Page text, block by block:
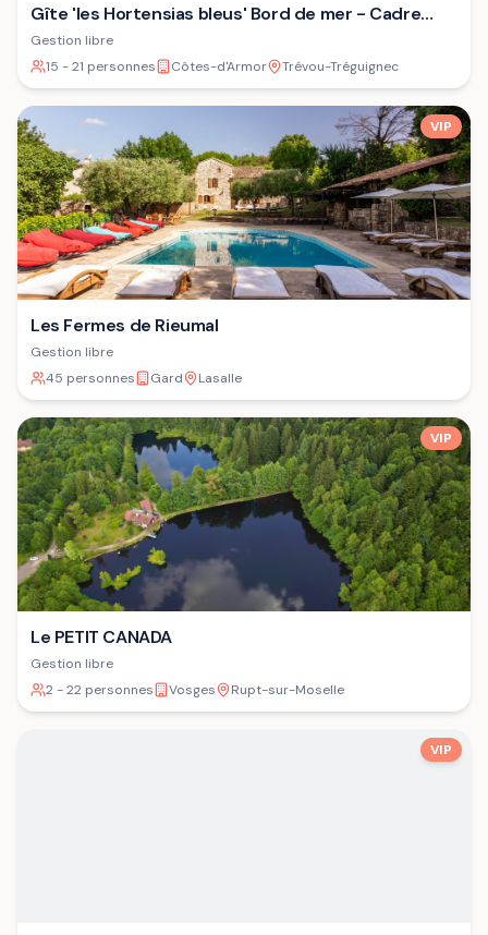
Gîte 'les Hortensias bleus' Bord de mer - Cadre
verdoyant - Plage
Gestion libre
15 - 21 personnes
Côtes-d'Armor Trévou-Tréguignec
VIP
Les Fermes de Rieumal
Gestion libre
45 personnes
Gard Lasalle
VIP
Le PETIT CANADA
Gestion libre
2 - 22 personnes
Vosges Rupt-sur-Moselle
VIP